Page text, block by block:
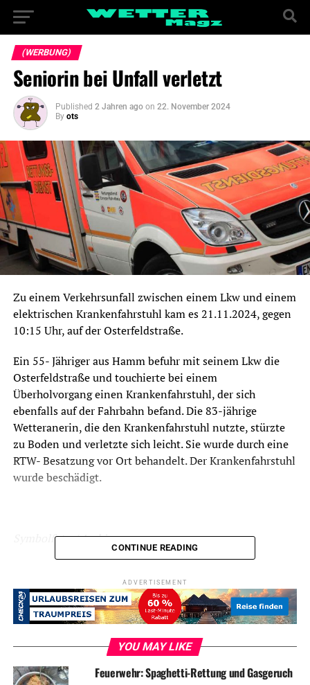
(WERBUNG)
Seniorin bei Unfall verletzt
Published 2 Jahren ago on 22. November 2024
By ots
Zu einem Verkehrsunfall zwischen einem Lkw und einem
elektrischen Krankenfahrstuhl kam es 21.11.2024, gegen
10:15 Uhr, auf der Osterfeldstraße.
Ein 55- Jähriger aus Hamm befuhr mit seinem Lkw die
Osterfeldstraße und touchierte bei einem
Überholvorgang einen Krankenfahrstuhl, der sich
ebenfalls auf der Fahrbahn befand. Die 83-jährige
Wetteranerin, die den Krankenfahrstuhl nutzte, stürzte
zu Boden und verletzte sich leicht. Sie wurde durch eine
RTW- Besatzung vor Ort behandelt. Der Krankenfahrstuhl
wurde beschädigt.
Symbolfoto / Archiv
ADVERTISEMENT
Vorfahrt missachtet: Autofahrerin verletzt
CONTINUE READING
ADVERTISEMENT
YOU MAY LIKE
Feuerwehr: Spaghetti-Rettung und Gasgeruch